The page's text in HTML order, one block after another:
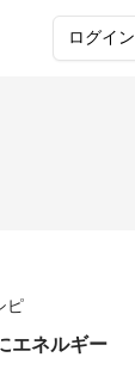
ログイン
ピ
エネルギー